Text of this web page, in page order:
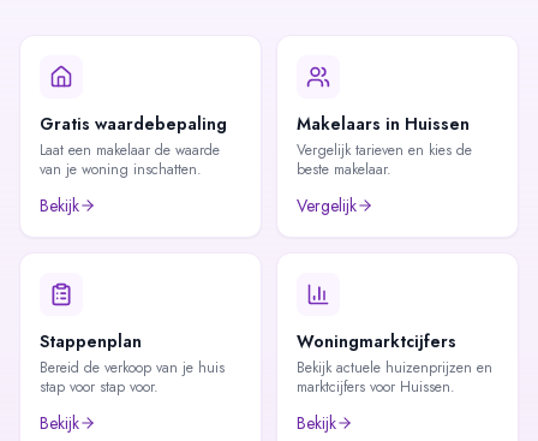
Gratis waardebepaling
Laat een makelaar de waarde
van je woning inschatten.
Bekijk
Makelaars in Huissen
Vergelijk tarieven en kies de
beste makelaar.
Vergelijk
Stappenplan
Bereid de verkoop van je huis
stap voor stap voor.
Bekijk
Woningmarktcijfers
Bekijk actuele huizenprijzen en
marktcijfers voor Huissen.
Bekijk